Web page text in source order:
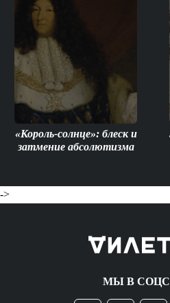
«Король-солнце»: блеск и
затмение абсолютизма
->
МЫ В